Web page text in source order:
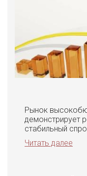
Рынок
демонстрирует
стабильный
Читать далее